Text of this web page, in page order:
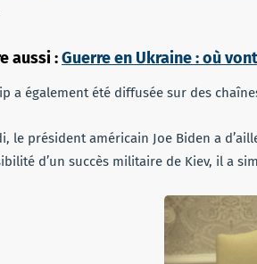
aussi :Guerre en Ukraine : où
a également été diffusée sur des
le président américain Joe Biden a
d’un succès militaire de Kiev, il a